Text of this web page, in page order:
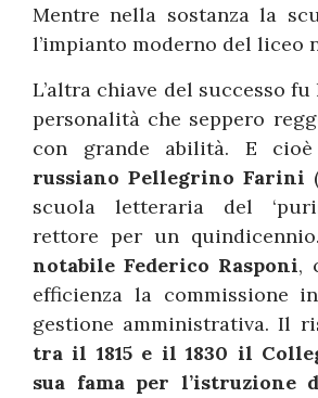
Mentre nella sostanza la
l’impianto moderno del liceo
L’altra chiave del successo fu
personalità che seppero
con grande abilità. E
russiano Pellegrino Farini
scuola letteraria del
rettore per un
notabile Federico Rasponi,
efficienza la commissione
gestione amministrativa. Il
tra il 1815 e il 1830 il
sua fama per